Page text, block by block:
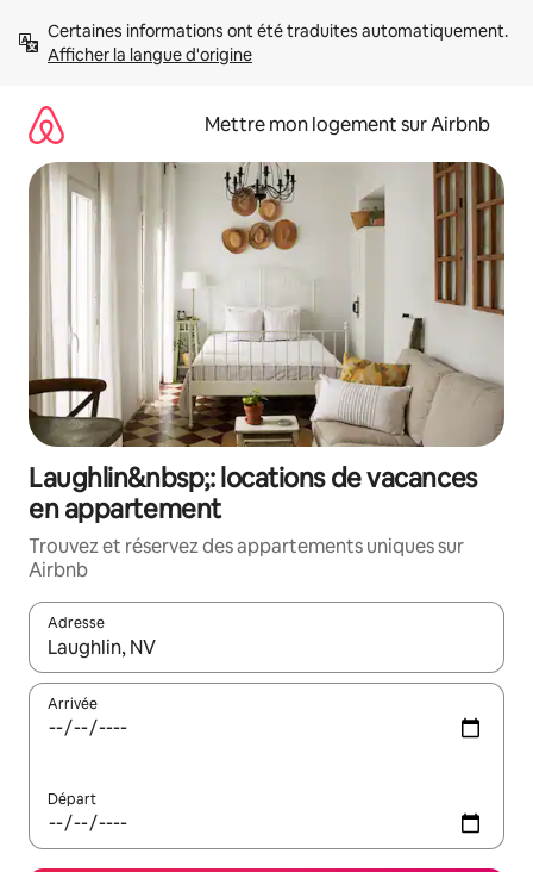
directement
Afficher la langue d'origine
Mettre mon logement sur Airbnb
Laughlin&nbsp;: locations de vacances
en appartement
Trouvez et réservez des appartements uniques sur
Airbnb
Adresse
Lorsque les résultats s'affichent, utilisez les flèches vers le
Arrivée
Départ